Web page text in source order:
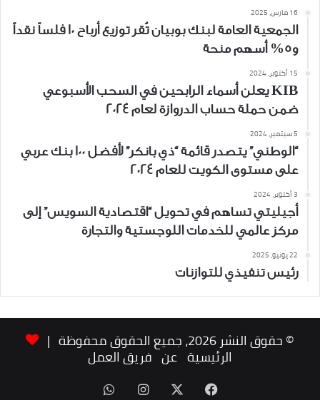
16 مارس، 2025
الجمعية العامة لبنك بوبيان تُقر توزيع أرباح 10 فلساً نقداً
و5% أسهم منحة
15 أكتوبر، 2024
KIB يعلن أسماء الرابحين في السحب الأسبوعي
ضمن حملة حساب الدروازة لعام 2024
5 سبتمبر، 2024
“الوطني” يتصدر قائمة “ذي بانكر” لأفضل 100 بنك عربي
على مستوى الكويت للعام 2024
3 أكتوبر، 2024
أجيليتي تساهم في تحويل “اقتصادية السويس” إلى
مركز عالمي للخدمات اللوجستية والتجارة
22 يونيو، 2025
رئيس تنفيذي للتوازنات
© حقوق النشر 2026، جميع الحقوق محفوظة |
الرئيسية عن فريق العمل
فيسبوك
انستقرامواتساب